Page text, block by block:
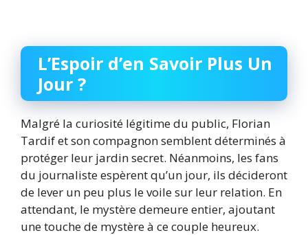
L’Espoir d’en Savoir Plus Un
Jour ?
Malgré la curiosité légitime du public, Florian
Tardif et son compagnon semblent déterminés à
protéger leur jardin secret. Néanmoins, les fans
du journaliste espèrent qu’un jour, ils décideront
de lever un peu plus le voile sur leur relation. En
attendant, le mystère demeure entier, ajoutant
une touche de mystère à ce couple heureux.